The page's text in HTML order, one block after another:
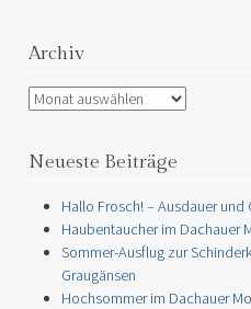
Archiv
Archiv
Neueste Beiträge
Hallo Frosch! – Ausdauer
Haubentaucher im Dachauer
Sommer-Ausflug zur
Graugänsen
Hochsommer im Dachauer